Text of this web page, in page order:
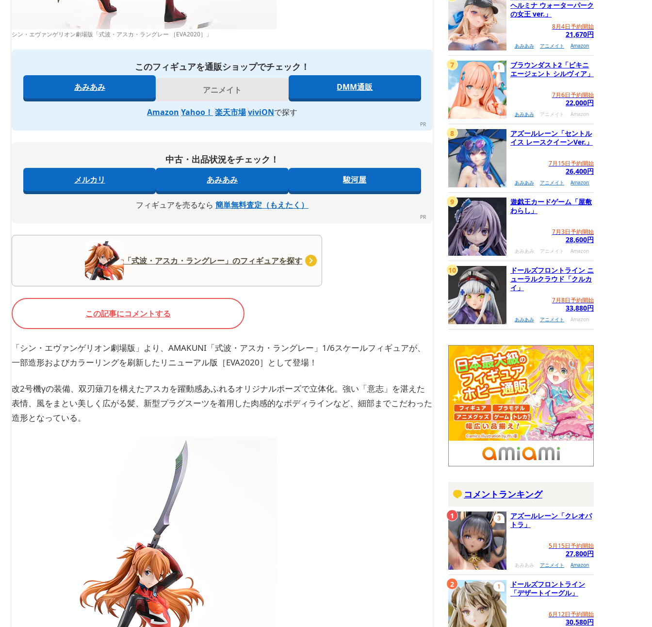
シン・エヴァンゲリオン劇場版「式波・アスカ・ラングレー ［EVA2020］」
このフィギュアを通販ショップでチェック！
あみあみ アニメイト DMM通販
Amazon Yahoo！ 楽天市場 viviONで探す
中古・出品状況をチェック！
メルカリ あみあみ 駿河屋
フィギュアを売るなら 簡単無料査定（もえたく）
「式波・アスカ・ラングレー」のフィギュアを探す
この記事にコメントする
「シン・エヴァンゲリオン劇場版」より、AMAKUNI「式波・アスカ・ラングレー」1/6スケールフィギュアが、
一部造形およびカラーリングを刷新したリニューアル版［EVA2020］として登場！
改2号機γの装備、双刃薙刀を構えたアスカを躍動感あふれるオリジナルポーズで立体化。強い「意志」を湛えた
表情、風をまとい美しく広がる髪、新型プラグスーツを着用した肉感的なボディラインなど、細部までこだわった
造形となっている。
ヘルミナ ウォーターパーク
の女王 ver.」
8月4日予約開始
21,670円
あみあみ アニメイト Amazon
ブラウンダスト2「ビキニ
エージェント シルヴィア」
7月6日予約開始
22,000円
あみあみ アニメイト Amazon
1
7
アズールレーン「セントル
イス レースクイーンVer.」
7月15日予約開始
26,400円
あみあみ アニメイト Amazon
8
遊戯王カードゲーム「屋敷
わらし」
7月3日予約開始
28,600円
あみあみ アニメイト Amazon
9
ドールズフロントライン ニ
ューラルクラウド「クルカ
イ」
7月8日予約開始
33,880円
あみあみ アニメイト Amazon
10
コメントランキング
アズールレーン「クレオパ
トラ」
5月15日予約開始
27,800円
あみあみ アニメイト Amazon
3
1
ドールズフロントライン
「デザートイーグル」
6月12日予約開始
30,580円
1
2